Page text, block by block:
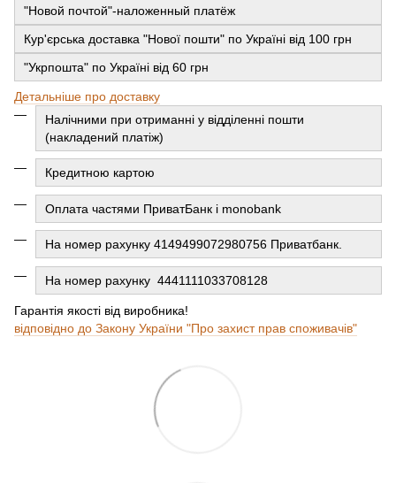
"Новой почтой"-наложенный платёж
Кур'єрська доставка "Нової пошти" по Україні від 100 грн
"Укрпошта" по Україні від 60 грн
Детальніше про доставку
Налічними при отриманні у відділенні пошти
(накладений платіж)
Кредитною картою
Оплата частями ПриватБанк і monobank
На номер рахунку 4149499072980756 Приватбанк.
На номер рахунку 4441111033708128
Гарантія якості від виробника!
відповідно до Закону України "Про захист прав споживачів"